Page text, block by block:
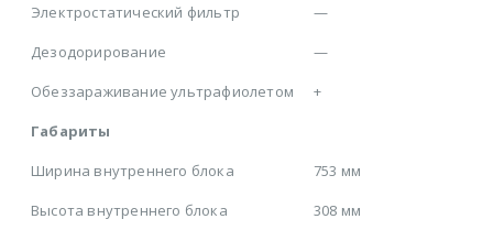
Электростатический фильтр
—
Дезодорирование
—
Обеззараживание ультрафиолетом
+
Габариты
Ширина внутреннего блока
753 мм
Высота внутреннего блока
308 мм